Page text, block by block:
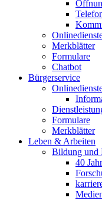
Merkblätter
Formulare
Chatbot
Bürgerservice
Formulare
Merkblätter
Leben & Arbeiten
Bildung und
40